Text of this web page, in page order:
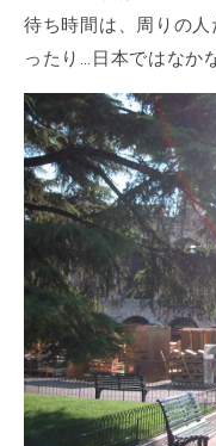
待ち時間は、周りの
ったり…日本ではなか